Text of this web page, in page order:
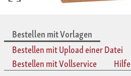
Bestellen mit Vorlagen
Bestellen mit Upload einer Datei
Bestellen mit Vollservice
Hilfe